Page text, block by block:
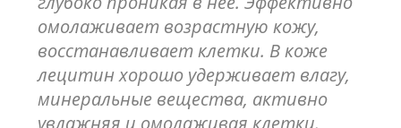
омолаживает возрастную кожу,
восстанавливает клетки. В коже
лецитин хорошо удерживает влагу,
минеральные вещества, активно